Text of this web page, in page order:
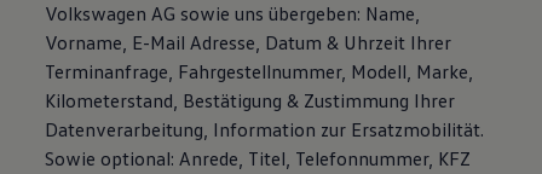
Volkswagen AG sowie uns übergeben: Name,
Vorname, E-Mail Adresse, Datum & Uhrzeit Ihrer
Terminanfrage, Fahrgestellnummer, Modell, Marke,
Kilometerstand, Bestätigung & Zustimmung Ihrer
Datenverarbeitung, Information zur Ersatzmobilität.
Sowie optional: Anrede, Titel, Telefonnummer, KFZ